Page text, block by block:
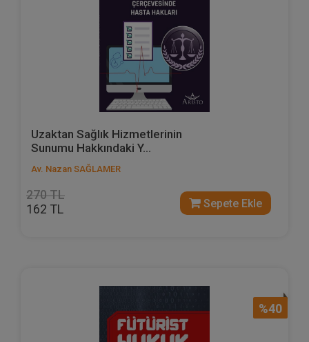
Uzaktan Sağlık Hizmetlerinin
Sunumu Hakkındaki Y...
Av. Nazan SAĞLAMER
270 TL
162 TL Sepete Ekle
%40